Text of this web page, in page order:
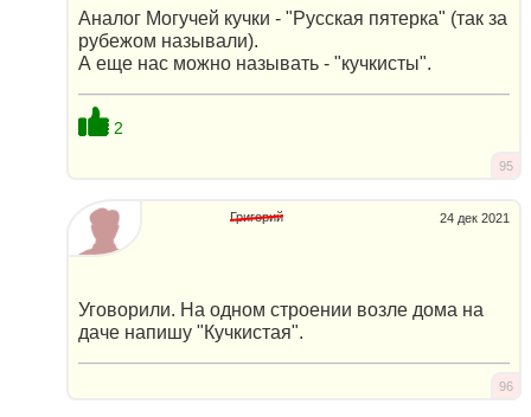
Аналог Могучей кучки - "Русская пятерка" (так за
рубежом называли).
А еще нас можно называть - "кучкисты".
2
95
24 дек 2021
Григорий
Уговорили. На одном строении возле дома на
даче напишу "Кучкистая".
96